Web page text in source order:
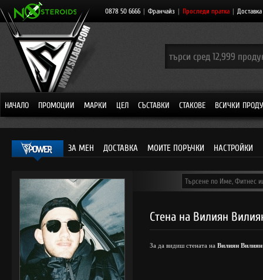
0878 50 6666 | Франчайз | Проследи пратка | Доставка
НАЧАЛО ПРОМОЦИИ МАРКИ ЦЕЛ СЪСТАВКИ СТАКОВЕ ВСИЧКИ
ЗА МЕН ДОСТАВКА МОИТЕ ПОРЪЧКИ НАСТРОЙКИ
Стена на Вилиян
За да видиш стената на Вилиян Вилиян